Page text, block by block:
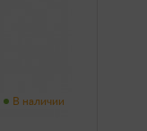
В наличии